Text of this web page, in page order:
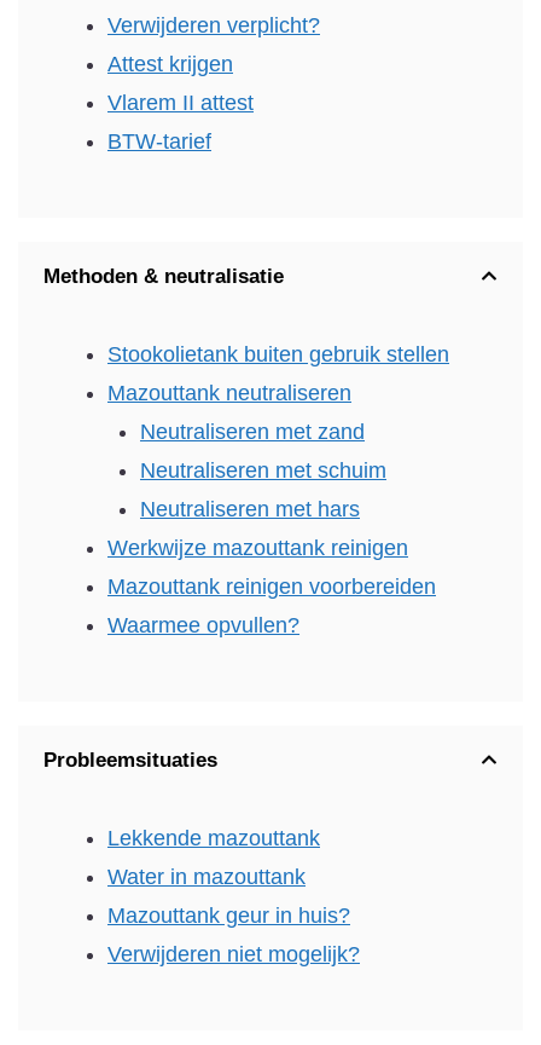
Verwijderen verplicht?
Attest krijgen
Vlarem II attest
BTW-tarief
Methoden & neutralisatie
Stookolietank buiten gebruik stellen
Mazouttank neutraliseren
Neutraliseren met zand
Neutraliseren met schuim
Neutraliseren met hars
Werkwijze mazouttank reinigen
Mazouttank reinigen voorbereiden
Waarmee opvullen?
Probleemsituaties
Lekkende mazouttank
Water in mazouttank
Mazouttank geur in huis?
Verwijderen niet mogelijk?